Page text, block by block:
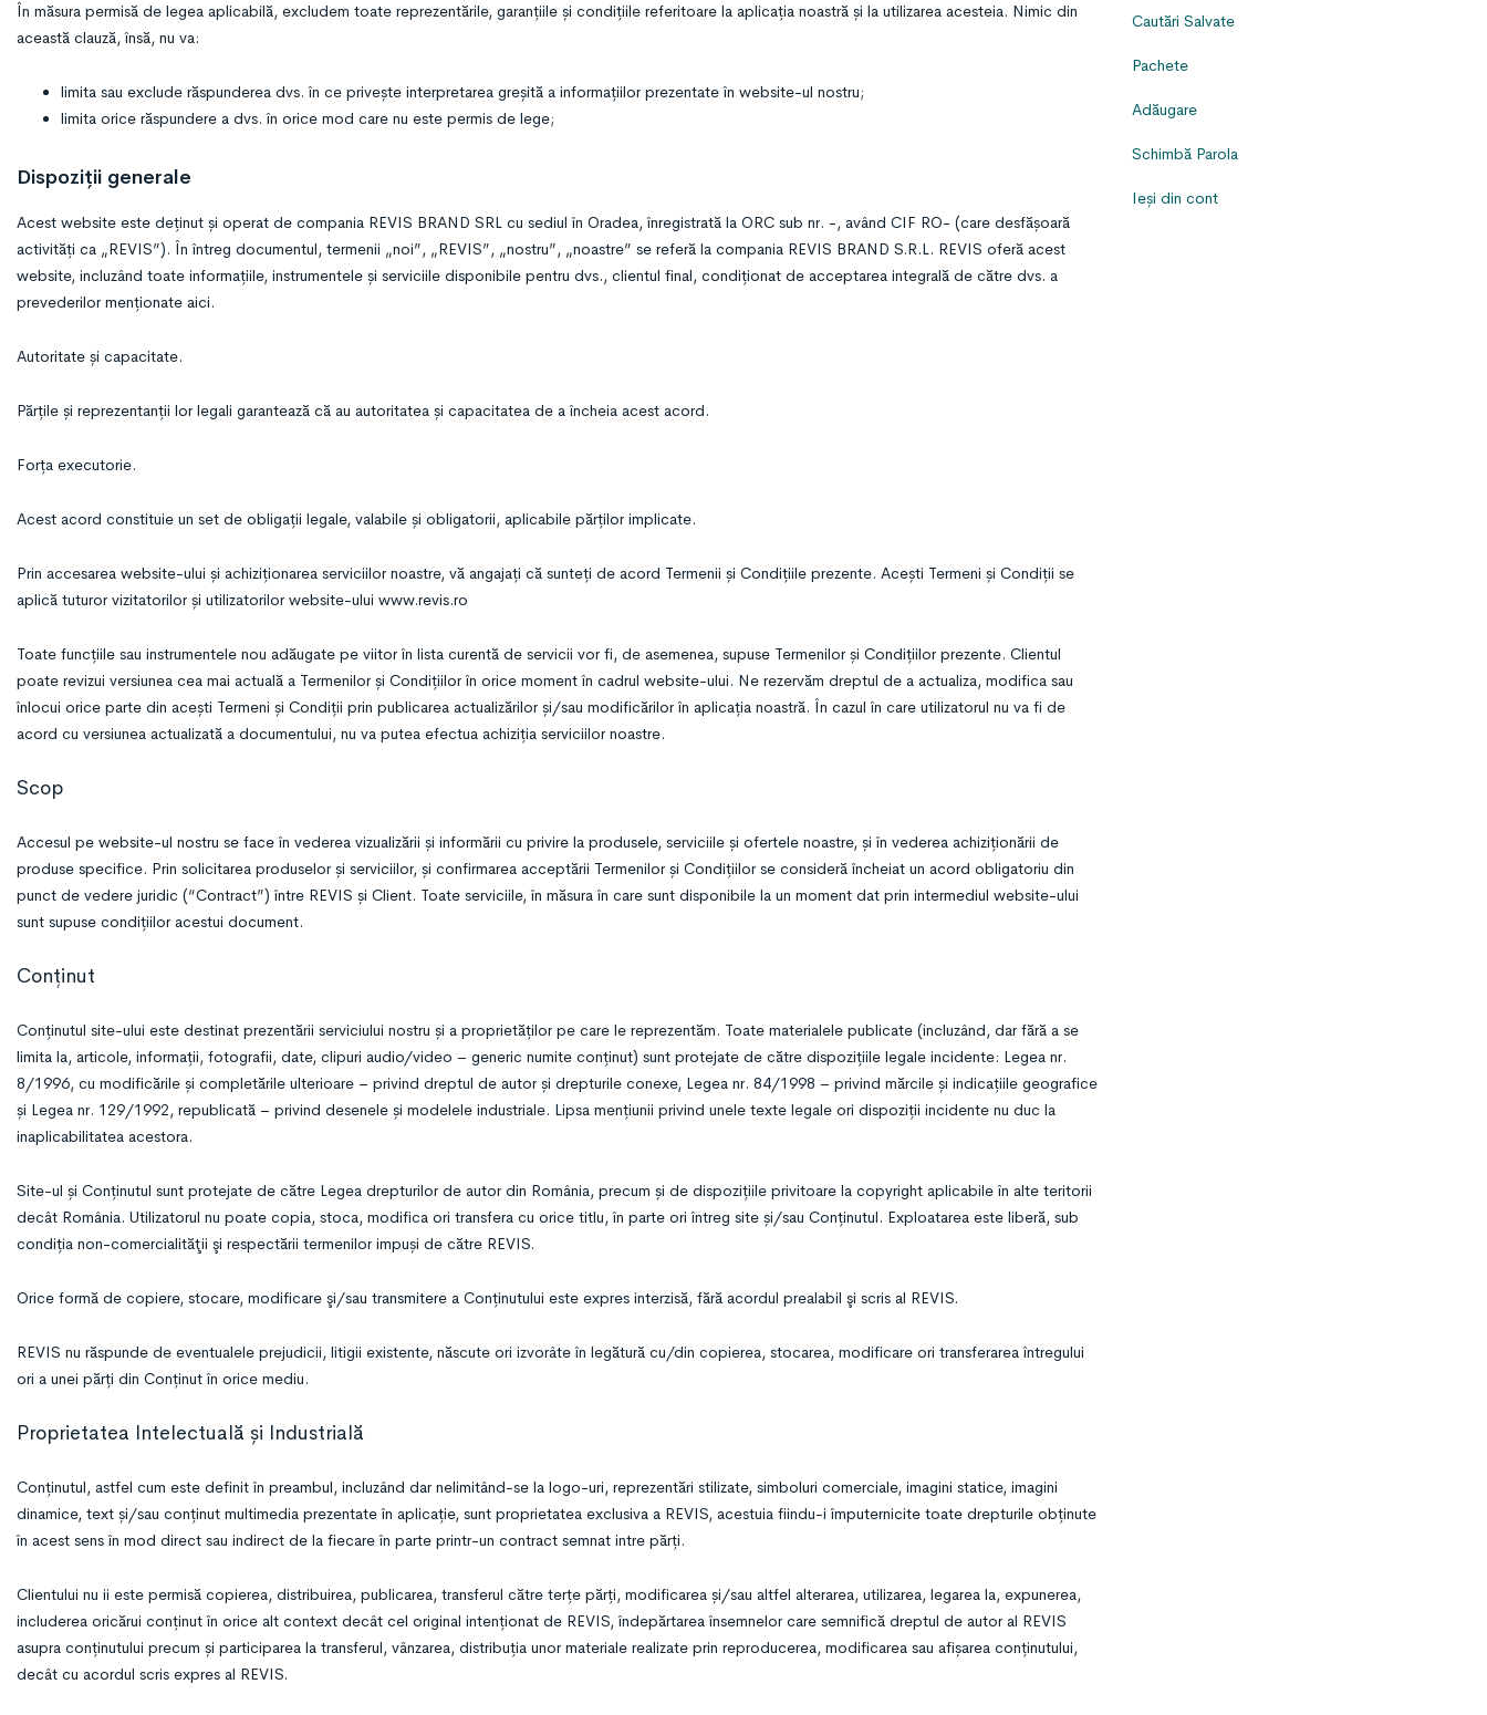
În măsura permisă de legea aplicabilă, excludem toate reprezentările, garanțiile și condițiile referitoare la aplicația noastră și la utilizarea acesteia. Nimic din
această clauză, însă, nu va:
limita sau exclude răspunderea dvs. în ce privește interpretarea greșită a informațiilor prezentate în website-ul nostru;
limita orice răspundere a dvs. în orice mod care nu este permis de lege;
Dispoziții generale
Acest website este deținut și operat de compania REVIS BRAND SRL cu sediul în Oradea, înregistrată la ORC sub nr. -, având CIF RO- (care desfășoară
activități ca „REVIS”). În întreg documentul, termenii „noi”, „REVIS”, „nostru”, „noastre” se referă la compania REVIS BRAND S.R.L. REVIS oferă acest
website, incluzând toate informațiile, instrumentele și serviciile disponibile pentru dvs., clientul final, condiționat de acceptarea integrală de către dvs. a
prevederilor menționate aici.
Autoritate și capacitate.
Părțile și reprezentanții lor legali garantează că au autoritatea și capacitatea de a încheia acest acord.
Forța executorie.
Acest acord constituie un set de obligații legale, valabile și obligatorii, aplicabile părților implicate.
Prin accesarea website-ului și achiziționarea serviciilor noastre, vă angajați că sunteți de acord Termenii și Condițiile prezente. Acești Termeni și Condiții se
aplică tuturor vizitatorilor și utilizatorilor website-ului www.revis.ro
Toate funcțiile sau instrumentele nou adăugate pe viitor în lista curentă de servicii vor fi, de asemenea, supuse Termenilor și Condițiilor prezente. Clientul
poate revizui versiunea cea mai actuală a Termenilor și Condițiilor în orice moment în cadrul website-ului. Ne rezervăm dreptul de a actualiza, modifica sau
înlocui orice parte din acești Termeni și Condiții prin publicarea actualizărilor și/sau modificărilor în aplicația noastră. În cazul în care utilizatorul nu va fi de
acord cu versiunea actualizată a documentului, nu va putea efectua achiziția serviciilor noastre.
Scop
Accesul pe website-ul nostru se face în vederea vizualizării și informării cu privire la produsele, serviciile și ofertele noastre, și în vederea achiziționării de
produse specifice. Prin solicitarea produselor și serviciilor, și confirmarea acceptării Termenilor și Condițiilor se consideră încheiat un acord obligatoriu din
punct de vedere juridic (“Contract”) între REVIS și Client. Toate serviciile, în măsura în care sunt disponibile la un moment dat prin intermediul website-ului
sunt supuse condițiilor acestui document.
Conținut
Conținutul site-ului este destinat prezentării serviciului nostru și a proprietăților pe care le reprezentăm. Toate materialele publicate (incluzând, dar fără a se
limita la, articole, informații, fotografii, date, clipuri audio/video – generic numite conținut) sunt protejate de către dispozițiile legale incidente: Legea nr.
8/1996, cu modificările și completările ulterioare – privind dreptul de autor și drepturile conexe, Legea nr. 84/1998 – privind mărcile și indicațiile geografice
și Legea nr. 129/1992, republicată – privind desenele și modelele industriale. Lipsa mențiunii privind unele texte legale ori dispoziții incidente nu duc la
inaplicabilitatea acestora.
Site-ul și Conținutul sunt protejate de către Legea drepturilor de autor din România, precum și de dispozițiile privitoare la copyright aplicabile în alte teritorii
decât România. Utilizatorul nu poate copia, stoca, modifica ori transfera cu orice titlu, în parte ori întreg site și/sau Conținutul. Exploatarea este liberă, sub
condiția non-comercialităţii şi respectării termenilor impuși de către REVIS.
Orice formă de copiere, stocare, modificare şi/sau transmitere a Conținutului este expres interzisă, fără acordul prealabil şi scris al REVIS.
REVIS nu răspunde de eventualele prejudicii, litigii existente, născute ori izvorâte în legătură cu/din copierea, stocarea, modificare ori transferarea întregului
ori a unei părți din Conținut în orice mediu.
Proprietatea Intelectuală și Industrială
Conținutul, astfel cum este definit în preambul, incluzând dar nelimitând-se la logo-uri, reprezentări stilizate, simboluri comerciale, imagini statice, imagini
dinamice, text și/sau conținut multimedia prezentate în aplicație, sunt proprietatea exclusiva a REVIS, acestuia fiindu-i împuternicite toate drepturile obținute
în acest sens în mod direct sau indirect de la fiecare în parte printr-un contract semnat intre părți.
Clientului nu ii este permisă copierea, distribuirea, publicarea, transferul către terțe părți, modificarea și/sau altfel alterarea, utilizarea, legarea la, expunerea,
includerea oricărui conținut în orice alt context decât cel original intenționat de REVIS, îndepărtarea însemnelor care semnifică dreptul de autor al REVIS
asupra conținutului precum și participarea la transferul, vânzarea, distribuția unor materiale realizate prin reproducerea, modificarea sau afișarea conținutului,
decât cu acordul scris expres al REVIS.
Cautări Salvate
Pachete
Adăugare
Schimbă Parola
Ieși din cont